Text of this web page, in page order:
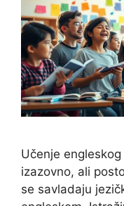
Učenje
izazovno, ali
se savladaju